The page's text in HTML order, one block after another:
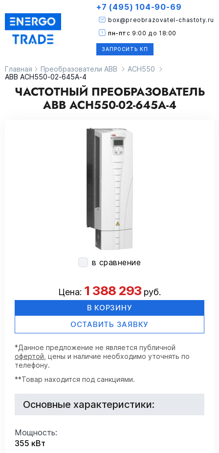
ЗАПРОСИТЬ КП
box@preobrazovatel-chastoty.ru
+7 (495) 104-90-69
пн-пт с 9:00 до 18:00
Главная Преобразователи ABB
ACH550
ABB ACH550-02-645A-4
ЧАСТОТНЫЙ ПРЕОБРАЗОВАТЕЛЬ
ABB ACH550-02-645A-4
в сравнение
Цена: 1 388 293руб.
В КОРЗИНУ
ОСТАВИТЬ ЗАЯВКУ
*Данное предложение не является публичной
офертой , цены и наличие необходимо уточнять по
телефону.
**Товар находится под санкциями.
Основные характеристики:
Мощность:
355 кВт